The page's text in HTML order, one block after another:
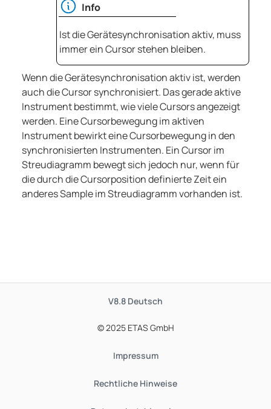
Info
Ist die Gerätesynchronisation aktiv, muss
immer ein Cursor stehen bleiben.
Wenn die Gerätesynchronisation aktiv ist, werden
auch die Cursor synchronisiert. Das gerade aktive
Instrument bestimmt, wie viele Cursors angezeigt
werden. Eine Cursorbewegung im aktiven
Instrument bewirkt eine Cursorbewegung in den
synchronisierten Instrumenten. Ein Cursor im
Streudiagramm bewegt sich jedoch nur, wenn für
die durch die Cursorposition definierte Zeit ein
anderes Sample im Streudiagramm vorhanden ist.
V8.8 Deutsch
© 2025 ETAS GmbH
Impressum
Rechtliche Hinweise